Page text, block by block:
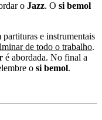
o Jazz. O si bemol
e instrumentais
de todo o trabalho.
é abordada. No final a
o si bemol.